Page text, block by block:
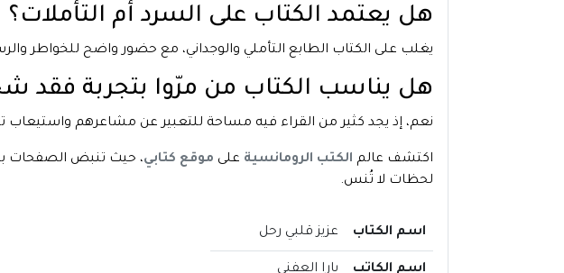
هل يعتمد الكتاب على السرد أم التأملات؟
يغلب على الكتاب الطابع التأملي والوجداني، مع حضور واضح للخواطر
هل يناسب الكتاب من مرّوا بتجربة فقد
نعم، إذ يجد كثير من القراء فيه مساحة للتعبير عن مشاعرهم واستيعاب
اكتشف عالم الكتب الرومانسية على موقع كتابي، حيث تنبض الصفحات
لحظات لا تُنس.
اسم الكتاب عزيز قلبي رحل
اسم الكاتب يارا العفني